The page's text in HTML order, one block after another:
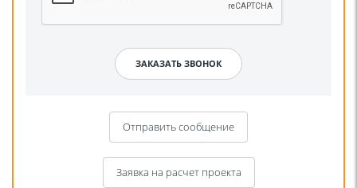
Отправить сообщение
Заявка на расчет проекта